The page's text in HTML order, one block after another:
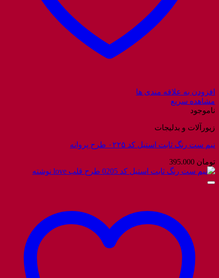
افزودن به علاقه مندی ها
مشاهده سریع
ناموجود
زیورآلات و بدلیجات
نیم ست رنگ ثابت استیل کد ۰۲۲۵ طرح پروانه
تومان